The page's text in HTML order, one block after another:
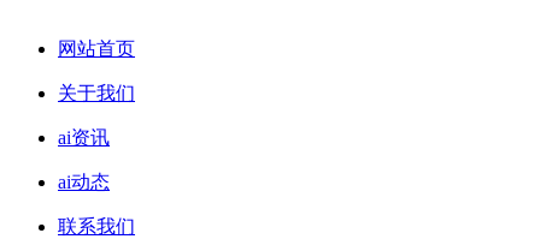
网站首页
关于我们
ai资讯
ai动态
联系我们